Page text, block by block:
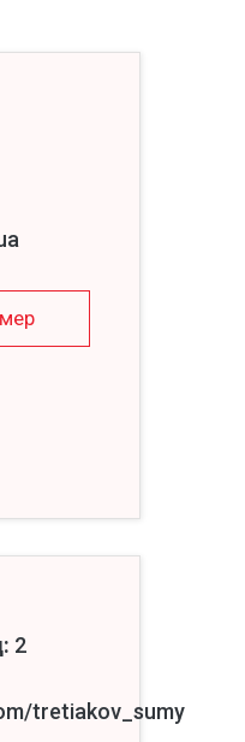
2
tretiakov_sumy